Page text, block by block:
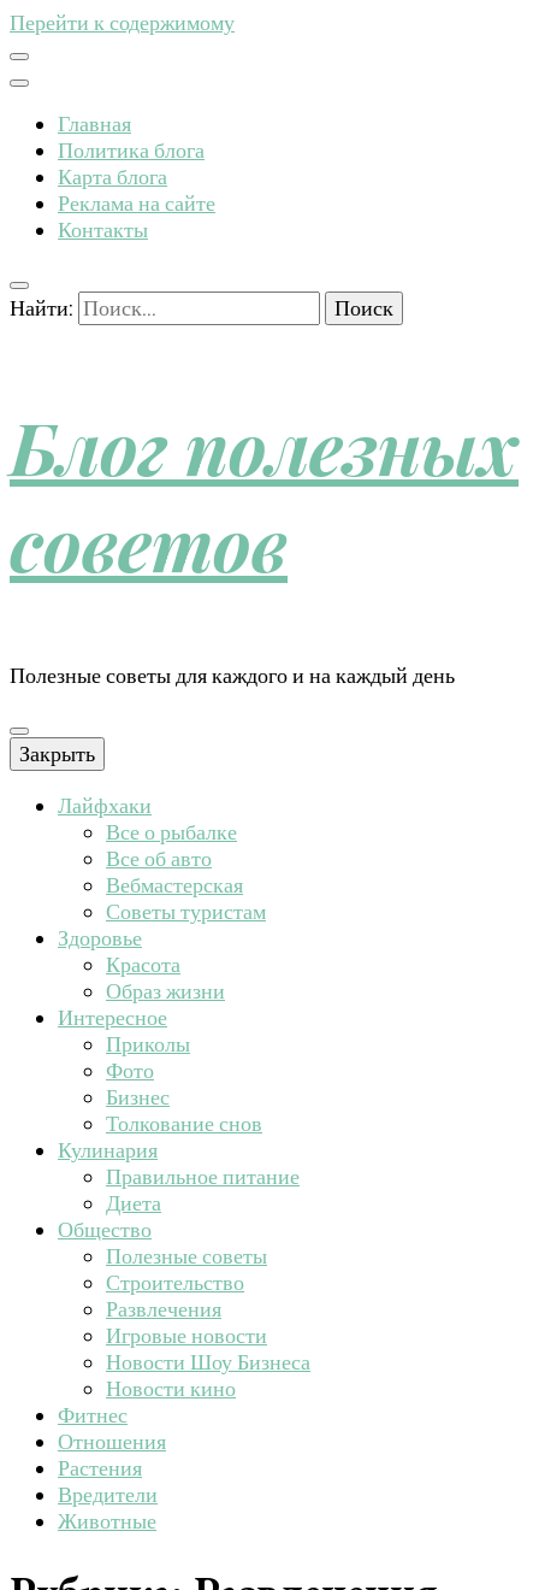
Перейти к содержимому
Главная
Политика блога
Карта блога
Реклама на сайте
Контакты
Найти:
Блог полезных
советов
Полезные советы для каждого и на каждый день
Закрыть
Лайфхаки
Все о рыбалке
Все об авто
Вебмастерская
Советы туристам
Здоровье
Красота
Образ жизни
Интересное
Приколы
Фото
Бизнес
Толкование снов
Кулинария
Правильное питание
Диета
Общество
Полезные советы
Строительство
Развлечения
Игровые новости
Новости Шоу Бизнеса
Новости кино
Фитнес
Отношения
Растения
Вредители
Животные